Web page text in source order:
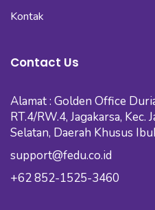
Kontak
Contact Us
Alamat : Golden Office
RT.4/RW.4, Jagakarsa, Kec.
Selatan, Daerah Khusus
support@fedu.co.id
+62 852-1525-3460